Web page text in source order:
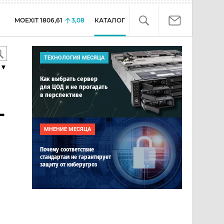
MOEXIT 1806,61 3,08 КАТАЛОГ
ТЕХНОЛОГИЯ МЕСЯЦА
Как выбрать сервер
для ЦОД и не прогадать
в перспективе
МНЕНИЕ МЕСЯЦА
Почему соответствие
стандартам не гарантирует
защиту от киберугроз